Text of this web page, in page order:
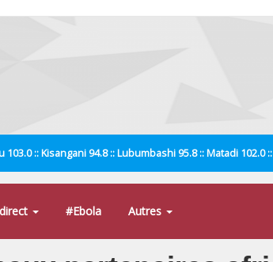
103.0 :: Kisangani 94.8 :: Lubumbashi 95.8 :: Matadi 102.0
#Ebola Autres